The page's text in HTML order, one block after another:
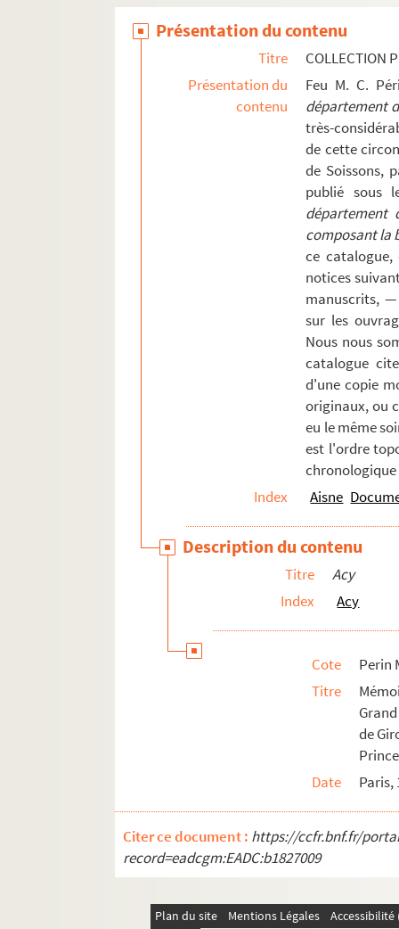
Chassemy
Chavonne
Cœuvres et Valsery
Coincy
Coingt
Présentation du contenu
Titre
COLLECTION
Présentation du
contenu
Feu M. C.
département
très-
de cette
de Soissons,
publié sous
département
composant la
ce
notices
manuscrits, —
sur les
Nous nous
catalogue
d'une copie
originaux, ou
eu le même
est l'ordre
chronologique
Index
Aisne
Description du contenu
Titre
Acy
Index
Acy
Cote
Perin
Titre
de
Date
Paris,
Citer ce document : https://ccfr.bnf.fr/
record=eadcgm:EADC:b1827009
Plan du site Mentions Légales